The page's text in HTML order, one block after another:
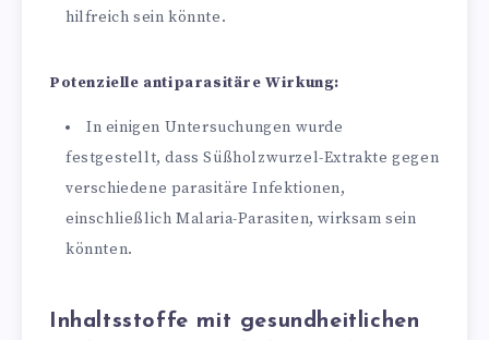
hilfreich sein könnte.
Potenzielle antiparasitäre Wirkung:
In einigen Untersuchungen wurde
festgestellt, dass Süßholzwurzel-Extrakte gegen
verschiedene parasitäre Infektionen,
einschließlich Malaria-Parasiten, wirksam sein
könnten.
Inhaltsstoffe mit gesundheitlichen